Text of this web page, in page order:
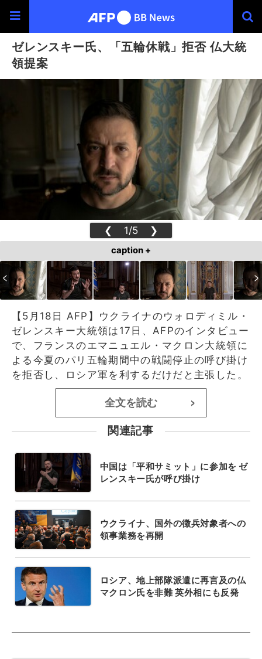
ゼレンスキー氏、「五輪休戦」拒否 仏大統
領提案
❮ 1/5 ❯
caption +
【5月18日 AFP】ウクライナのウォロディミル・
ゼレンスキー大統領は17日、AFPのインタビュー
で、フランスのエマニュエル・マクロン大統領に
よる今夏のパリ五輪期間中の戦闘停止の呼び掛け
を拒否し、ロシア軍を利するだけだと主張した。
全文を読む >
関連記事
中国は「平和サミット」に参加を ゼ
レンスキー氏が呼び掛け
ウクライナ、国外の徴兵対象者への
領事業務を再開
ロシア、地上部隊派遣に再言及の仏
マクロン氏を非難 英外相にも反発